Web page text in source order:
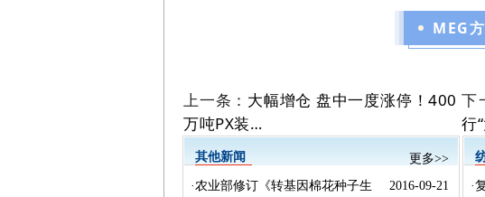
MEG
上一条： 大幅增仓 盘中一度涨停！400
万吨PX装…
下
行
其他新闻
更多>>
·农业部修订《转基因棉花种子生
2016-09-21
·